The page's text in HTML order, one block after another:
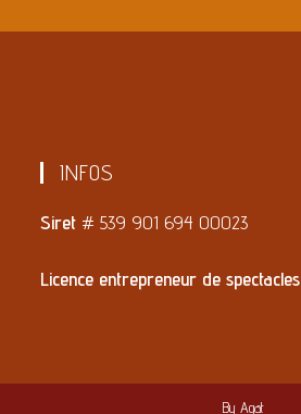
INFOS
Siret # 539 901 694 00023
Licence entrepreneur de spectacles
By Agat